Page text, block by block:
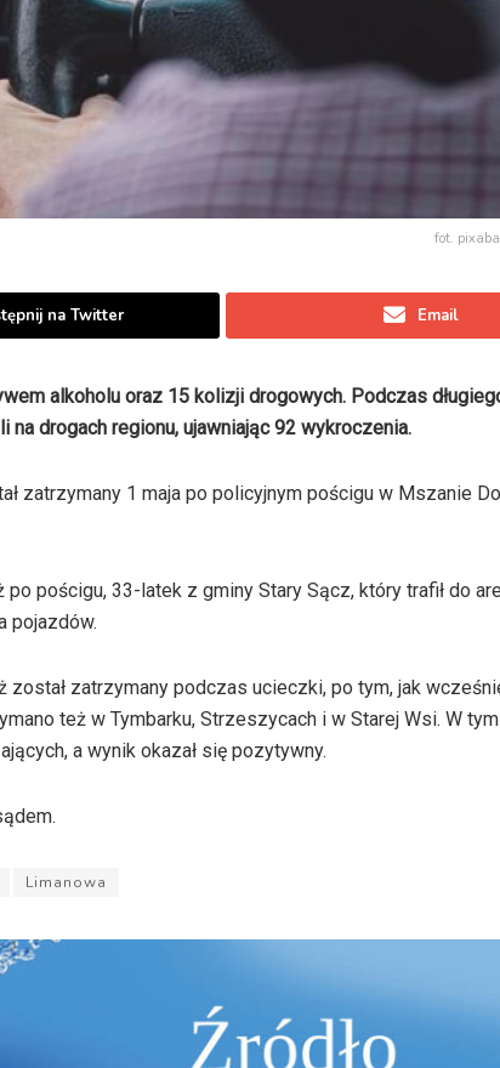
fot.
na Twitter Email
alkoholu oraz 15 kolizji drogowych. Podczas
drogach regionu, ujawniając 92 wykroczenia.
zatrzymany 1 maja po policyjnym pościgu w Mszanie
pościgu, 33-latek z gminy Stary Sącz, który trafił do
pojazdów.
zatrzymany podczas ucieczki, po tym, jak
też w Tymbarku, Strzeszycach i w Starej Wsi. W
a wynik okazał się pozytywny.
Limanowa